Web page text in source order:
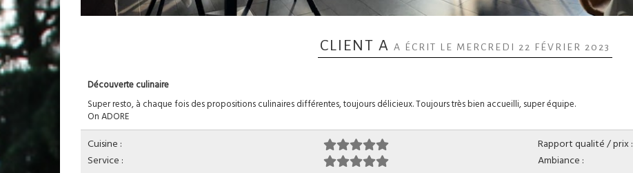
CLIENT A A ÉCRIT LE MERCREDI 22 FÉVRIER 2023
Découverte culinaire
Super resto, à chaque fois des propositions culinaires différentes, toujours délicieux. Toujours très bien accueilli, super équipe.
On ADORE
Cuisine :
Rapport qualité / prix :
Service :
Ambiance :